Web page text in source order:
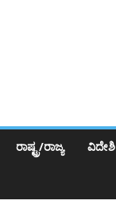
ರಾಷ್ಟ್ರ/ರಾಜ್ಯ ವಿದೇಶಿ